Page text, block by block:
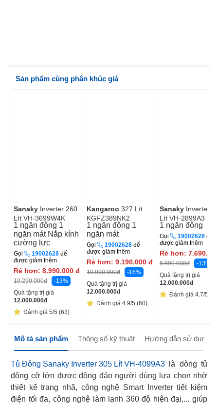
Sản phẩm cùng phân khúc giá
Sanaky Inverter 260
Lít VH-3699W4K
1 ngăn đông 1
ngăn mát Nắp kính
cường lực
Gọi 19002628 để
được giảm thêm
Rẻ hơn: 8.990.000 đ
10.290.000đ
-13%
Quà tặng trị giá
12.000.000đ
Đánh giá 5/5 (63)
Kangaroo 327 Lít
KGFZ389NK2
1 ngăn đông 1
ngăn mát
Gọi 19002628 để
được giảm thêm
Rẻ hơn: 9.190.000 đ
10.990.000đ
-16%
Quà tặng trị giá
12.000.000đ
Đánh giá 4.9/5 (60)
Sanaky Inverter
Lít VH-2899A3
1 ngăn đông
Gọi 19002628 để
được giảm thêm
Rẻ hơn:
8.890.000đ
-13%
Quà tặng trị giá
12.000.000đ
Đánh giá 4.7/5 (7)
Mô tả sản phẩm Thông số kỹ thuật Hướng dẫn sử dụng
Tủ Đông Sanaky Inverter 305 Lít VH-4099A3 là dòng tủ
đông cỡ lớn được đông đảo người dùng lựa chọn nhờ
thiết kế trang nhã, công nghệ Smart Inverter tiết kiệm
điện tối đa, công nghệ làm lạnh 360 độ hiện đại,... giúp